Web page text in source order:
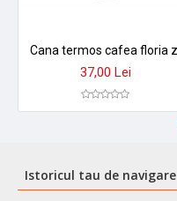
37,00 Lei
Istoricul tau de navigare